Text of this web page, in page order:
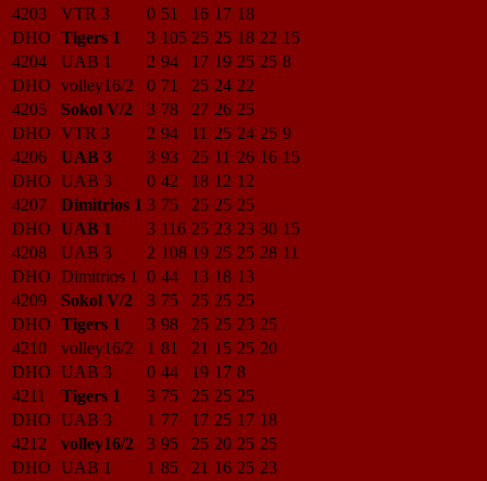
4203
VTR 3 0 51 16 17 18
DHO Tigers 1 3 105 25 25 18 22 15
4204
UAB 1 2 94 17 19 25 25 8
DHO volley16/2 0 71 25 24 22
4205
Sokol V/2 3 78 27 26 25
DHO VTR 3 2 94 11 25 24 25 9
4206
UAB 3 3 93 25 11 26 16 15
DHO UAB 3 0 42 18 12 12
4207
Dimitrios 1 3 75 25 25 25
DHO UAB 1 3 116 25 23 23 30 15
4208
UAB 3 2 108 19 25 25 28 11
DHO Dimitrios 1 0 44 13 18 13
4209
Sokol V/2 3 75 25 25 25
DHO Tigers 1 3 98 25 25 23 25
4210
volley16/2 1 81 21 15 25 20
DHO UAB 3 0 44 19 17 8
4211
Tigers 1 3 75 25 25 25
DHO UAB 3 1 77 17 25 17 18
4212
volley16/2 3 95 25 20 25 25
DHO UAB 1 1 85 21 16 25 23